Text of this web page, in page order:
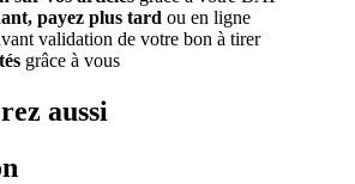
payez plus tard ou en ligne
validation de votre bon à tirer
grâce à vous
aussi